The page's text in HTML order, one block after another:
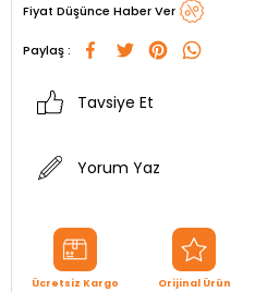
Fiyat Düşünce Haber Ver
Paylaş :
Tavsiye Et
Yorum Yaz
Ücretsiz Kargo
Orijinal Ürün